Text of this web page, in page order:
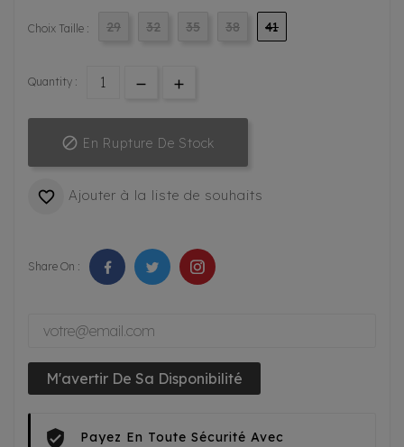
Choix Taille : 29 32 35 38 41
Quantity :
 En Rupture De Stock
 Ajouter à la liste de souhaits
Share On :
M'avertir De Sa Disponibilité
Payez En Toute Sécurité Avec